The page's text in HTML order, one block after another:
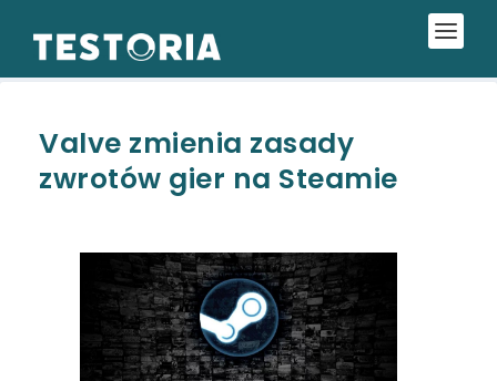
Valve zmienia zasady
zwrotów gier na Steamie